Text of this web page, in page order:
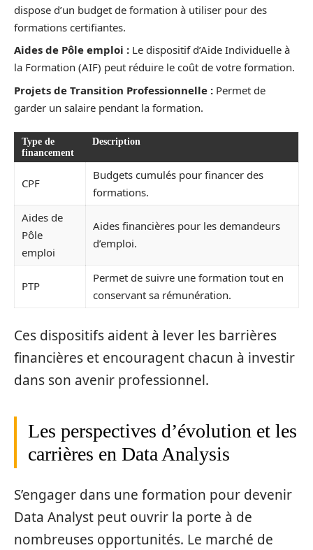
dispose d’un budget de formation à utiliser pour des
formations certifiantes.
Aides de Pôle emploi : Le dispositif d’Aide Individuelle à
la Formation (AIF) peut réduire le coût de votre formation.
Projets de Transition Professionnelle : Permet de
garder un salaire pendant la formation.
Type de
financement
Description
CPF
Budgets cumulés pour financer des
formations.
Aides de
Pôle
emploi
Aides financières pour les demandeurs
d’emploi.
PTP
Permet de suivre une formation tout en
conservant sa rémunération.
Ces dispositifs aident à lever les barrières
financières et encouragent chacun à investir
dans son avenir professionnel.
Les perspectives d’évolution et les
carrières en Data Analysis
S’engager dans une formation pour devenir
Data Analyst peut ouvrir la porte à de
nombreuses opportunités. Le marché de